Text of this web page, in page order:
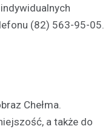
(82) 563-95-05.
Chełma.
a także do